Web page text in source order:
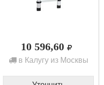
10 596,60
в Калугу из Москвы